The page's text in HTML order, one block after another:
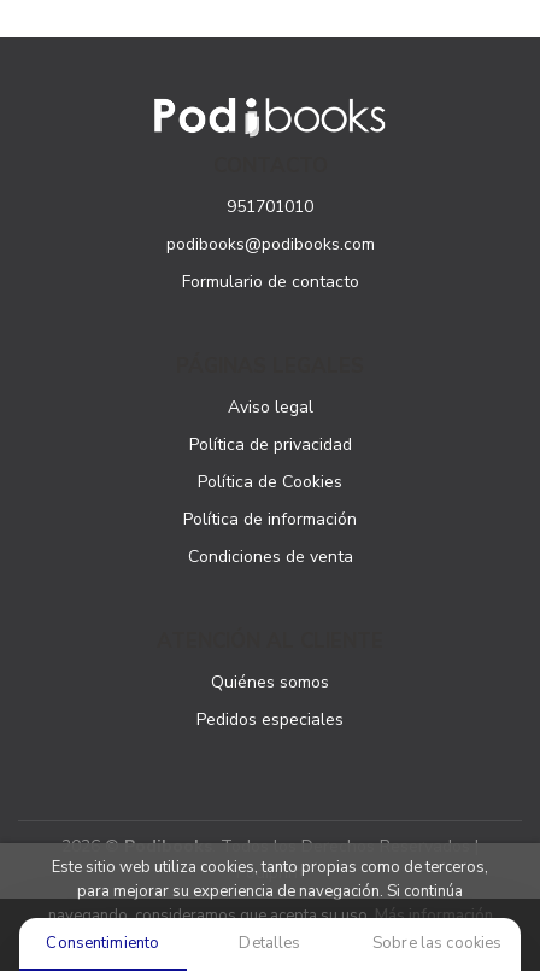
951701010
podibooks@podibooks.com
Formulario de contacto
Aviso legal
Política de privacidad
Política de Cookies
Política de información
Condiciones de venta
Quiénes somos
Pedidos especiales
2026 ©Podibooks. Todos los Derechos Reservados |
Podiprint
Este sitio web utiliza cookies, tanto propias como de terceros,
para mejorar su experiencia de navegación. Si continúa
navegando, consideramos que acepta su uso.Más información
Aceptar cookies
Consentimiento Detalles Sobre las cookies